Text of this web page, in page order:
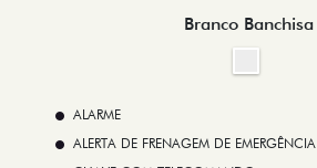
Branco Banchisa
ALARME
ALERTA DE FRENAGEM DE EMERGÊNCIA